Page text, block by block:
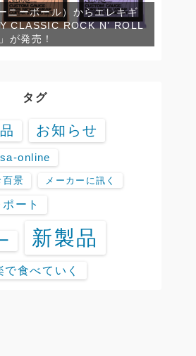
ニーボール）からエレキギ
CLASSIC ROCK N’ ROLL
が発売！
タグ
お知らせ
online
百景 メーカーに訊く
ポート
新製品
で食べていく